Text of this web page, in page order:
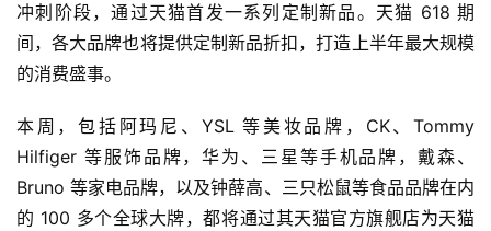
冲刺阶段，通过天猫首发一系列定制新品。天猫 618 期
间，各大品牌也将提供定制新品折扣，打造上半年最大规模
的消费盛事。
本周，包括阿玛尼、YSL 等美妆品牌，CK、Tommy
Hilfiger 等服饰品牌，华为、三星等手机品牌，戴森、
Bruno 等家电品牌，以及钟薛高、三只松鼠等食品品牌在内
的 100 多个全球大牌，都将通过其天猫官方旗舰店为天猫